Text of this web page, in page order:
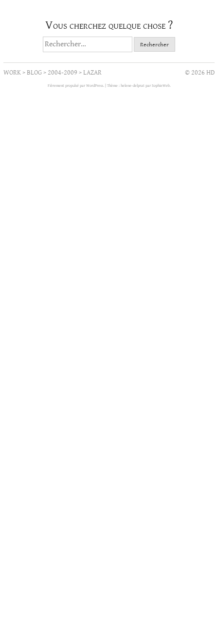
Vous cherchez quelque chose ?
Rechercher :
WORK>BLOG> 2004-2009 >LAZAR © 2026 HD
Fièrement propulsé par WordPress. Thème : helene-delprat par SophieWeb.